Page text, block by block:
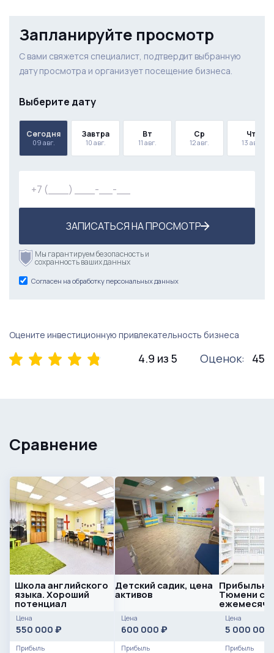
Запланируйте просмотр
С вами свяжется специалист, подтвердит выбранную
дату просмотра и организует посещение бизнеса.
Выберите дату
Сегодня
09 авг.
Завтра
10 авг.
Вт
11 авг.
Ср
12 авг.
Чт
13 авг.
ЗАПИСАТЬСЯ НА ПРОСМОТР
Мы гарантируем безопасность и
сохранность ваших данных
Согласен на обработку персональных данных
Оцените инвестиционную привлекательность бизнеса
4.9 из 5 Оценок: 45
Сравнение
Школа английского
языка. Хороший
потенциал
Цена
550 000 ₽
Прибыль
Детский садик, цена
активов
Цена
600 000 ₽
Прибыль
Тюмени с
оборотом
рублей
Цена
5 000 000
Прибыль